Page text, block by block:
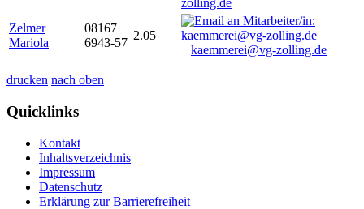
zolling.de
Zelmer
Mariola
08167
6943-57
2.05
kaemmerei@vg-zolling.de
drucken nach oben
Quicklinks
Kontakt
Inhaltsverzeichnis
Impressum
Datenschutz
Erklärung zur Barrierefreiheit